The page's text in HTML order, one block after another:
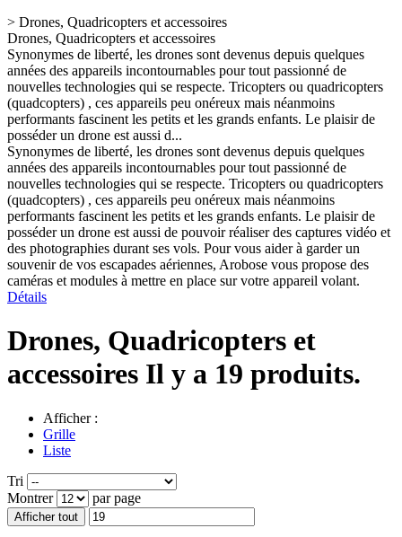
> Drones, Quadricopters et accessoires
Drones, Quadricopters et accessoires
Synonymes de liberté, les drones sont devenus depuis quelques
années des appareils incontournables pour tout passionné de
nouvelles technologies qui se respecte. Tricopters ou quadricopters
(quadcopters) , ces appareils peu onéreux mais néanmoins
performants fascinent les petits et les grands enfants. Le plaisir de
posséder un drone est aussi d...
Synonymes de liberté, les drones sont devenus depuis quelques
années des appareils incontournables pour tout passionné de
nouvelles technologies qui se respecte. Tricopters ou quadricopters
(quadcopters) , ces appareils peu onéreux mais néanmoins
performants fascinent les petits et les grands enfants. Le plaisir de
posséder un drone est aussi de pouvoir réaliser des captures vidéo et
des photographies durant ses vols. Pour vous aider à garder un
souvenir de vos escapades aériennes, Arobose vous propose des
caméras et modules à mettre en place sur votre appareil volant.
Détails
Drones, Quadricopters et
accessoires Il y a 19 produits.
Afficher :
Grille
Liste
Tri
Montrer
par page
Afficher tout